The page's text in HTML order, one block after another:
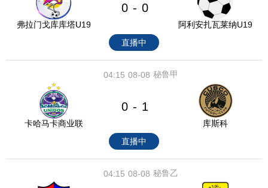
弗拉门戈库库塔U19
0 - 0
阿利安扎瓦莱纳U19
直播中
08-08
04:15 秘鲁甲
卡哈马卡商业联
0 - 1
库斯科
直播中
08-08
04:15 秘鲁乙